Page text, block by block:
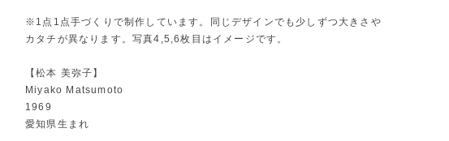
※1点1点手づくりで制作しています。同じデザインでも少しずつ大きさや
カタチが異なります。写真4,5,6枚目はイメージです。
【松本 美弥子】
Miyako Matsumoto
1969
愛知県生まれ